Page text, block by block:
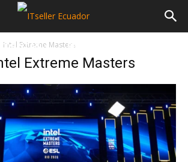
SECTORES
Intel Extreme Masters
Extreme Masters